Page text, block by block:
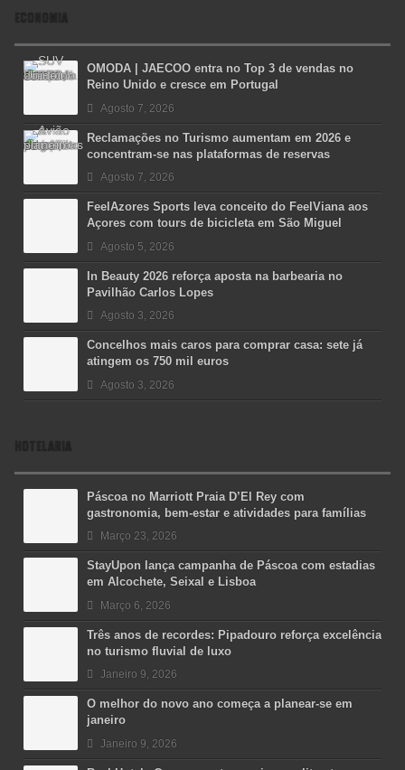
ECONOMIA
OMODA | JAECOO entra no Top 3 de vendas no
Reino Unido e cresce em Portugal
Agosto 7, 2026
Reclamações no Turismo aumentam em 2026 e
concentram-se nas plataformas de reservas
Agosto 7, 2026
FeelAzores Sports leva conceito do FeelViana aos
Açores com tours de bicicleta em São Miguel
Agosto 5, 2026
In Beauty 2026 reforça aposta na barbearia no
Pavilhão Carlos Lopes
Agosto 3, 2026
Concelhos mais caros para comprar casa: sete já
atingem os 750 mil euros
Agosto 3, 2026
HOTELARIA
Páscoa no Marriott Praia D’El Rey com
gastronomia, bem-estar e atividades para famílias
Março 23, 2026
StayUpon lança campanha de Páscoa com estadias
em Alcochete, Seixal e Lisboa
Março 6, 2026
Três anos de recordes: Pipadouro reforça excelência
no turismo fluvial de luxo
Janeiro 9, 2026
O melhor do novo ano começa a planear-se em
janeiro
Janeiro 9, 2026